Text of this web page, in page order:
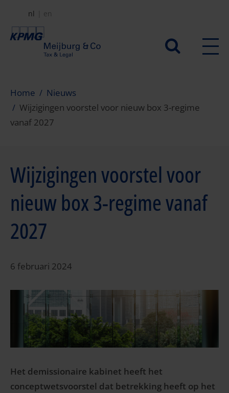
naar
Secundair
nl en
Home
Nieuws
Wijzigingen voorstel voor nieuw box 3-regime
vanaf 2027
Wijzigingen voorstel voor
nieuw box 3-regime vanaf
2027
6 februari 2024
Het demissionaire kabinet heeft het
conceptwetsvoorstel dat betrekking heeft op het